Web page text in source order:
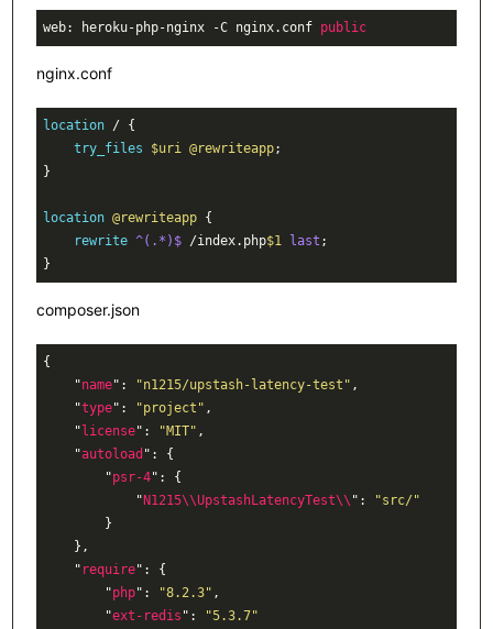
web: heroku-php-nginx -C nginx.conf public
nginx.conf
location / {
try_files
$uri @rewriteapp;
}
location @rewriteapp {
rewrite ^(.*)$ /index.php$1 last ;
}
composer.json
{
"name" : "n1215/upstash-latency-test" ,
"type" : "project" ,
"license" : "MIT" ,
"autoload " :
{
"psr-4" :
{
"N1215\\UpstashLatencyTest\\ " :
"src/"
}
},
" require" :
{
"php" : "8.2.3" ,
"ext-redis " :
"5.3.7"